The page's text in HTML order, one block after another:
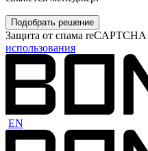
Подобрать решение
Защита от спама reCAPTCHA
использования
EN